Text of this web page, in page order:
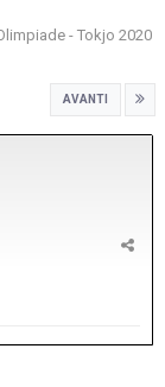
- Tokjo 2020
AVANTI